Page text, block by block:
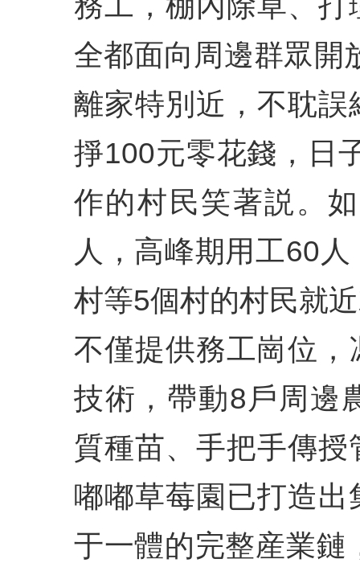
全都面向周邊群眾開
離家特別近，不耽
掙100元零花錢，日
作的村民笑著説。
人，高峰期用工60
村等5個村的村民就
不僅提供務工崗位
技術，帶動8戶周邊
質種苗、手把手傳
嘟嘟草莓園已打造
于一體的完整産業鏈